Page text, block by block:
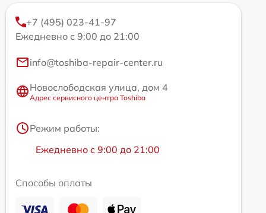
+7 (495) 023-41-97
Ежедневно с 9:00 до 21:00
info@toshiba-repair-center.ru
Новослободская улица, дом 4
Адрес сервисного центра Toshiba
Режим работы:
Ежедневно с 9:00 до 21:00
Способы оплаты